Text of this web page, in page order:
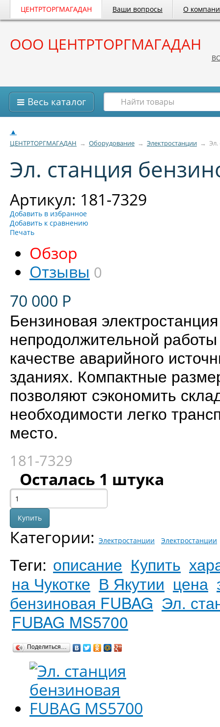
ЦЕНТРТОРГМАГАДАН Ваши вопросы О
ООО ЦЕНТРТОРГМАГАДАН
Весь каталог
▲
ЦЕНТРТОРГМАГАДАН → Оборудование → Электростанции → Эл.
Эл. станция
Артикул: 181-7329
Добавить в избранное
Добавить к сравнению
Печать
Обзор
Отзывы 0
70 000 Р
Бензиновая
непродолжительной
качестве аварийного
зданиях. Компактные
позволяют сэкономить
необходимости легко
место.
181-7329
Осталась 1 штука
Категории: Электростанции Электростанции
Теги: описание Купить
на Чукотке В Якутии цена
бензиновая FUBAG Эл.
FUBAG MS5700
Поделиться…